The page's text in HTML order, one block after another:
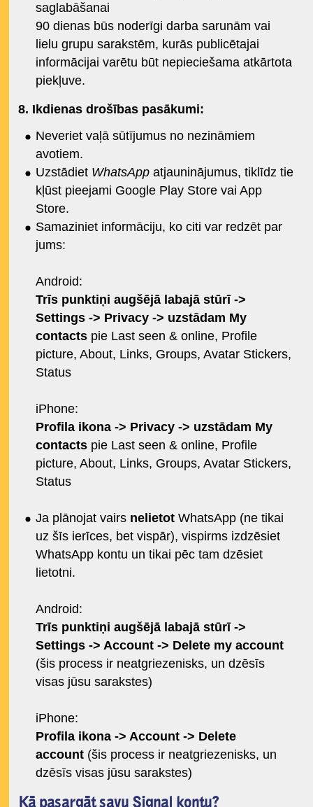
saglabāšanai
90 dienas būs noderīgi darba sarunām vai
lielu grupu sarakstēm, kurās publicētajai
informācijai varētu būt nepieciešama atkārtota
piekļuve.
8. Ikdienas drošības pasākumi:
Neveriet vaļā sūtījumus no nezināmiem
avotiem.
Uzstādiet WhatsAppatjauninājumus, tiklīdz tie
kļūst pieejami Google Play Store vai App
Store.
Samaziniet informāciju, ko citi var redzēt par
jums:
Android:
Trīs punktiņi augšējā labajā stūrī ->
Settings -> Privacy -> uzstādam My
contacts pie Last seen & online, Profile
picture, About, Links, Groups, Avatar Stickers,
Status
iPhone:
Profila ikona -> Privacy -> uzstādam My
contacts pie Last seen & online, Profile
picture, About, Links, Groups, Avatar Stickers,
Status
Ja plānojat vairs nelietotWhatsApp (ne tikai
uz šīs ierīces, bet vispār), vispirms izdzēsiet
WhatsApp kontu un tikai pēc tam dzēsiet
lietotni.
Android:
Trīs punktiņi augšējā labajā stūrī ->
Settings -> Account -> Delete my account
(šis process ir neatgriezenisks, un dzēsīs
visas jūsu sarakstes)
iPhone:
Profila ikona -> Account -> Delete
account (šis process ir neatgriezenisks, un
dzēsīs visas jūsu sarakstes)
Kā pasargāt savu Signal kontu?